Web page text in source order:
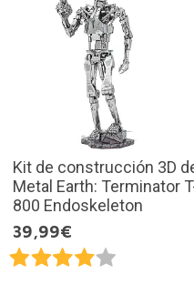
Kit de construcción 3D
Metal Earth: Terminator
800 Endoskeleton
39,99€